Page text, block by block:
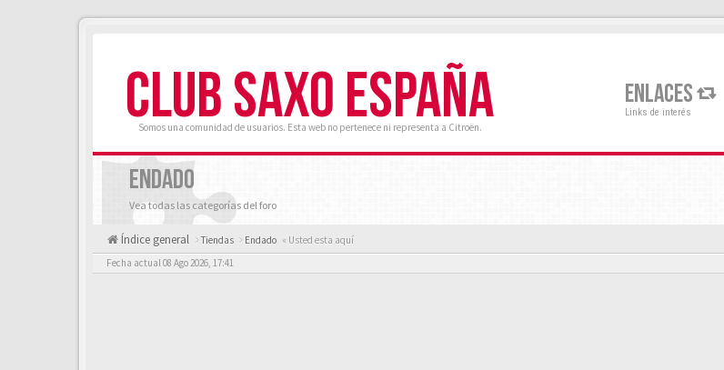
CLUB SAXO ESPAÑA
Somos una comunidad de usuarios. Esta web no pertenece ni representa a Citroën.
ENLACES
Links de interés
ENDADO
Vea todas las categorías del foro
Índice general Tiendas Endado « Usted esta aquí
Fecha actual 08 Ago 2026, 17:41